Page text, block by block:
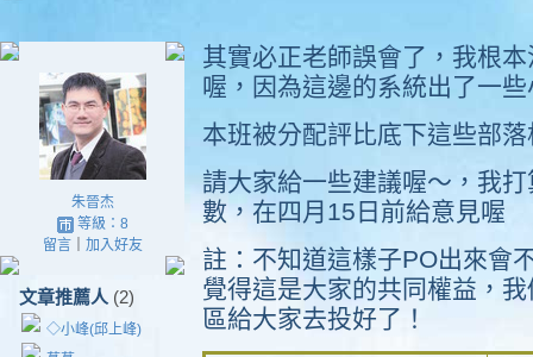
朱晉杰
等級：8
留言｜ 加入好友
文章推薦人 (2)
◇小峰(邱上峰)
其實必正老師誤會了，我根
喔，因為這邊的系統出了一
本班被分配評比底下這些部落
請大家給一些建議喔～，我
數，在四月15日前給意見喔
註：不知道這樣子PO出來會
覺得這是大家的共同權益，
區給大家去投好了！